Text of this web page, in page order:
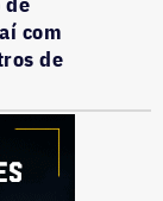
com
de